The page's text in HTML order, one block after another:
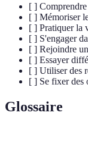
[ ]
[ ] Mémoriser
[ ] Pratiquer la
[ ] S'engager
[ ] Rejoindre
[ ] Essayer
[ ] Utiliser des
[ ] Se fixer des
Glossaire